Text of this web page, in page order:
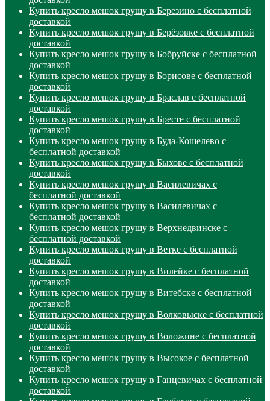
Купить кресло мешок грушу в Березино с бесплатной
доставкой
Купить кресло мешок грушу в Берёзовке с бесплатной
доставкой
Купить кресло мешок грушу в Бобруйске с бесплатной
доставкой
Купить кресло мешок грушу в Борисове с бесплатной
доставкой
Купить кресло мешок грушу в Браслав с бесплатной
доставкой
Купить кресло мешок грушу в Бресте с бесплатной
доставкой
Купить кресло мешок грушу в Буда-Кошелево с
бесплатной доставкой
Купить кресло мешок грушу в Быхове с бесплатной
доставкой
Купить кресло мешок грушу в Василевичах с
бесплатной доставкой
Купить кресло мешок грушу в Василевичах с
бесплатной доставкой
Купить кресло мешок грушу в Верхнедвинске с
бесплатной доставкой
Купить кресло мешок грушу в Ветке с бесплатной
доставкой
Купить кресло мешок грушу в Вилейке с бесплатной
доставкой
Купить кресло мешок грушу в Витебске с бесплатной
доставкой
Купить кресло мешок грушу в Волковыске с бесплатной
доставкой
Купить кресло мешок грушу в Воложине с бесплатной
доставкой
Купить кресло мешок грушу в Высокое с бесплатной
доставкой
Купить кресло мешок грушу в Ганцевичах с бесплатной
доставкой